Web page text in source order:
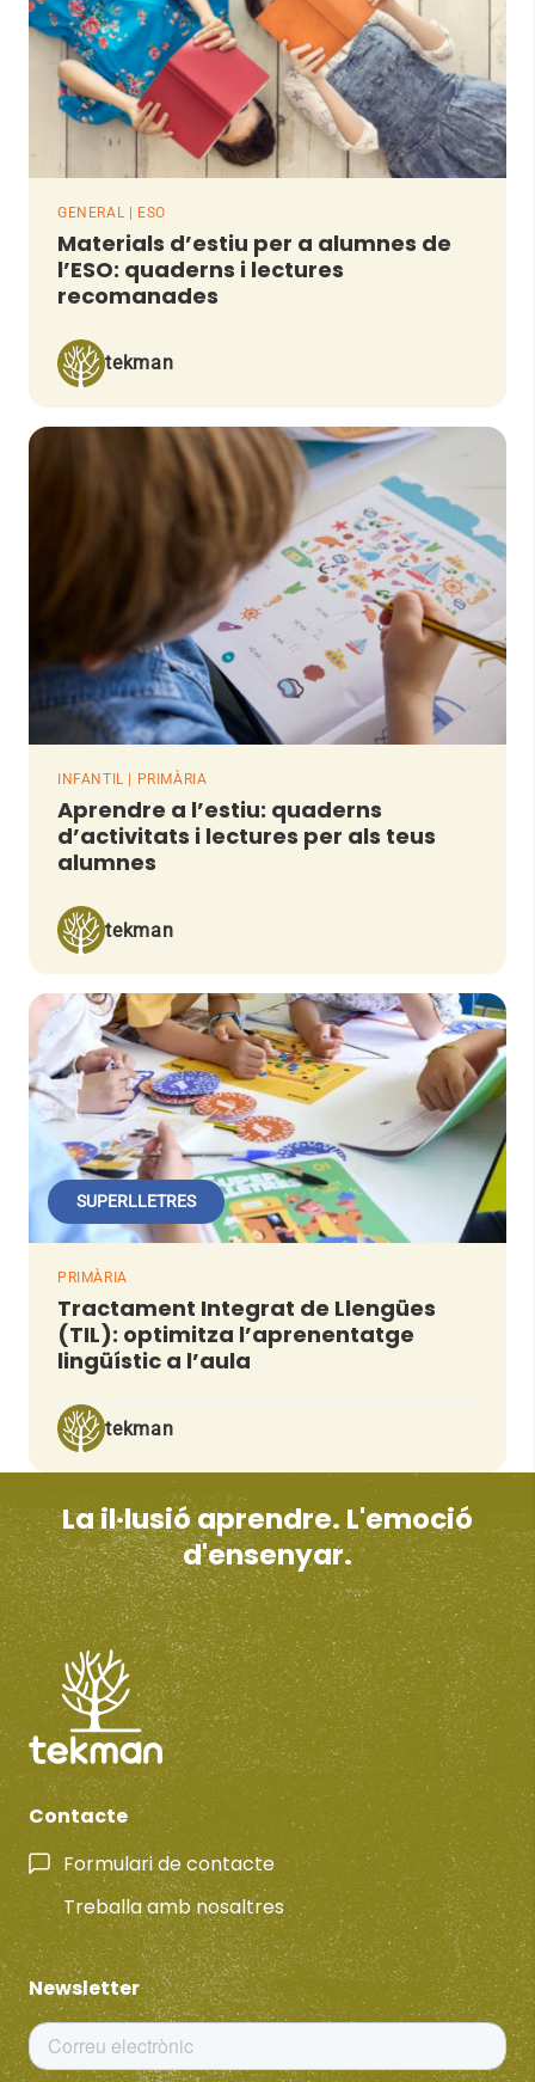
GENERAL | ESO
Materials d’estiu per a alumnes de
l’ESO: quaderns i lectures
recomanades
tekman
INFANTIL | PRIMÀRIA
Aprendre a l’estiu: quaderns
d’activitats i lectures per als teus
alumnes
tekman
SUPERLLETRES
PRIMÀRIA
Tractament Integrat de Llengües
(TIL): optimitza l’aprenentatge
lingüístic a l’aula
tekman
La il·lusió aprendre. L'emoció
d'ensenyar.
Contacte
Formulari de contacte
Treballa amb nosaltres
Newsletter